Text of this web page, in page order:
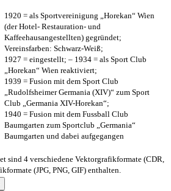
1920 = als Sportvereinigung „Horekan“ Wien
(der Hotel- Restauration- und
Kaffeehausangestellten) gegründet;
Vereinsfarben: Schwarz-Weiß;
1927 = eingestellt; – 1934 = als Sport Club
„Horekan“ Wien reaktiviert;
1939 = Fusion mit dem Sport Club
„Rudolfsheimer Germania (XIV)“ zum Sport
Club „Germania XIV-Horekan“;
1940 = Fusion mit dem Fussball Club
Baumgarten zum Sportclub „Germania“
Baumgarten und dabei aufgegangen
sind 4 verschiedene Vektorgrafikformate (CDR,
(JPG, PNG, GIF) enthalten.